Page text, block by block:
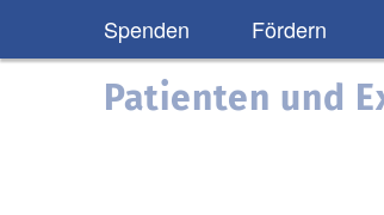
Spenden Fördern
Patienten und